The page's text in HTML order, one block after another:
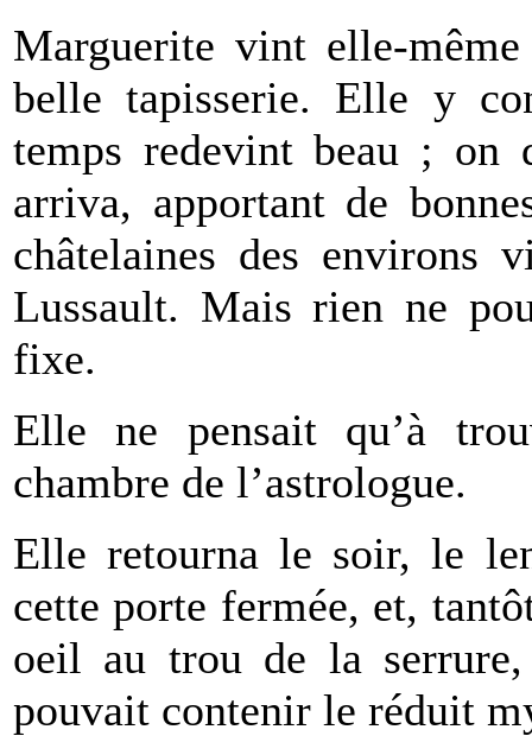
Marguerite vint elle-
belle tapisserie. Elle y
temps redevint beau ; on
arriva, apportant de
châtelaines des environs
Lussault. Mais rien ne
fixe.
Elle ne pensait qu’à
chambre de l’astrologue.
Elle retourna le soir, le
cette porte fermée, et,
oeil au trou de la
pouvait contenir le réduit